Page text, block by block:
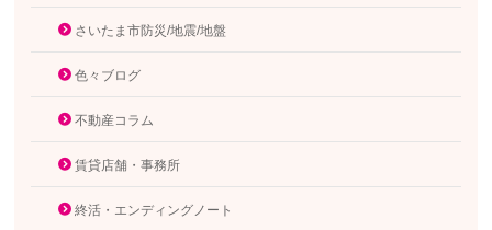
さいたま市防災/地震/地盤
色々ブログ
不動産コラム
賃貸店舗・事務所
終活・エンディングノート